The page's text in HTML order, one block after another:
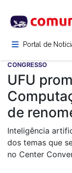
para
conteúdoPortal de
CONGRESSO
UFU
de
Inteligência
dos temas que
no Center